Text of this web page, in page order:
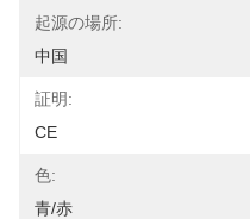
起源の場所:
中国
証明:
CE
色:
青/赤